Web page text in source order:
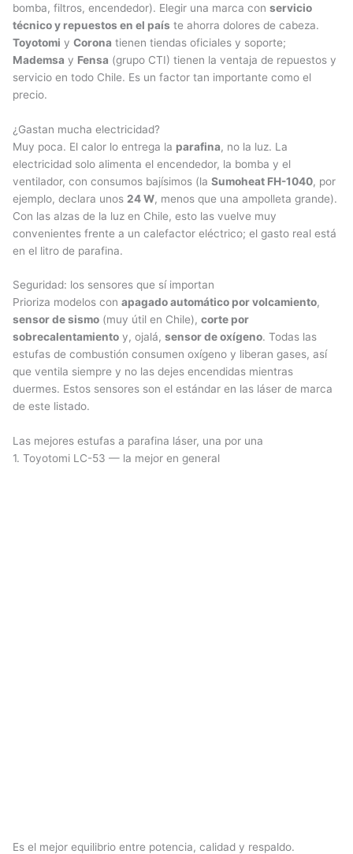
bomba, filtros, encendedor). Elegir una marca con servicio
técnico y repuestos en el país te ahorra dolores de cabeza.
Toyotomi y Corona tienen tiendas oficiales y soporte;
Mademsa y Fensa (grupo CTI) tienen la ventaja de repuestos y
servicio en todo Chile. Es un factor tan importante como el
precio.
¿Gastan mucha electricidad?
Muy poca. El calor lo entrega la parafina, no la luz. La
electricidad solo alimenta el encendedor, la bomba y el
ventilador, con consumos bajísimos (la Sumoheat FH-1040, por
ejemplo, declara unos 24 W, menos que una ampolleta grande).
Con las alzas de la luz en Chile, esto las vuelve muy
convenientes frente a un calefactor eléctrico; el gasto real está
en el litro de parafina.
Seguridad: los sensores que sí importan
Prioriza modelos con apagado automático por volcamiento,
sensor de sismo (muy útil en Chile), corte por
sobrecalentamiento y, ojalá, sensor de oxígeno. Todas las
estufas de combustión consumen oxígeno y liberan gases, así
que ventila siempre y no las dejes encendidas mientras
duermes. Estos sensores son el estándar en las láser de marca
de este listado.
Las mejores estufas a parafina láser, una por una
1. Toyotomi LC-53 — la mejor en general
Es el mejor equilibrio entre potencia, calidad y respaldo.